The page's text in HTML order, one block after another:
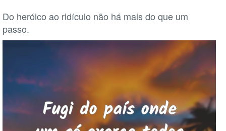
Do heróico ao ridículo não há mais do que um
passo.